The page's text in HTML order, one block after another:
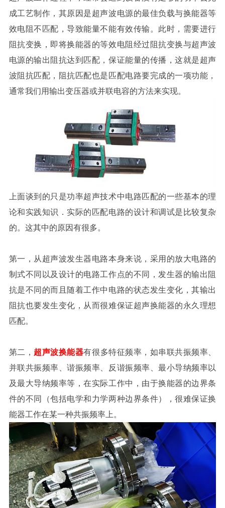
成工艺制作，其原因是超声波电源的最佳负载与换能器等
效电阻不匹配，导致能量不能有效传输。此时，需要进行
阻抗变换，即将换能器的等效电阻经过阻抗变换与超声波
电源的输出阻抗达到匹配，保证能量的传播，这就是超声
波阻抗匹配，阻抗匹配也是匹配电路要完成的一项功能，
通常我们用输出变压器或并联电容的方法来实现。
上面谈到的只是功率超声技术中电路匹配的一些基本的理
论和实践知识．实际的匹配电路的设计和调试是比较复杂
的。这其中的原因有很多。
第一，从超声波发生器电路本身来说，采用的放大电路的
制式不同以及设计的电路工作点的不同，发生器的输出阻
抗是不同的而且随着工作中电路的状态发生变化，其输出
阻抗也要发生变化，从而很难保证超声换能器的永久理想
匹配。
第二， 超声波换能器有很多特征频率，如串联共振频率、
并联共振频率、谐振频率、反谐振频率、最小导纳频率以
及最大导纳频率等，在实际工作中，由于换能器的边界条
件的不同（包括电学和力学两种边界条件），很难保证换
能器工作在某一种共振频率上。